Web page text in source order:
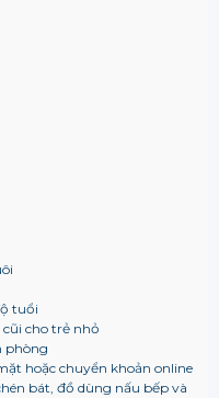
tuổi
cho trẻ nhỏ
phòng
hoặc chuyển khoản online
bát, đồ dùng nấu bếp và